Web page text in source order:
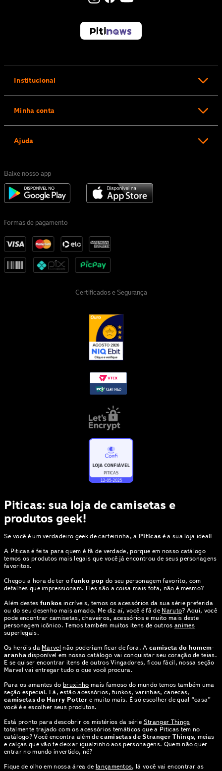
Institucional
Minha conta
Ajuda
Baixe nosso app
Formas de pagamento
Certificados e Segurança
Piticas: sua loja de camisetas e
produtos geek!
Se você é um verdadeiro geek de carteirinha, a Piticas é a sua loja ideal!
A Piticas é feita para quem é fã de verdade, porque em nosso catálogo
temos os produtos mais legais que você já encontrou de seus personagens
favoritos.
Chegou a hora de ter ofunko pop do seu personagem favorito, com
detalhes que impressionam. Eles são a coisa mais fofa, não é mesmo?
Além destes funkos incríveis, temos os acessórios da sua série preferida
ou do seu desenho mais amado. Me diz aí, você é fã de Naruto? Aqui, você
pode encontrar camisetas, chaveiros, acessórios e muito mais deste
personagem icônico. Temos também muitos itens de outros animes
superlegais.
Os heróis da Marvel não poderiam ficar de fora. Acamiseta do homem-
aranhadisponível em nosso catálogo vai conquistar seu coração de teias.
E se quiser encontrar itens de outros Vingadores, ficou fácil, nossa seção
Marvel vai entregar tudo o que você procura.
Para os amantes dobruxinho mais famoso do mundo temos também uma
seção especial. Lá, estão acessórios, funkos, varinhas, canecas,
camisetas do Harry Potter e muito mais. É só escolher de qual “casa”
você é e escolher seus produtos.
Está pronto para descobrir os mistérios da série Stranger Things
totalmente trajado com os acessórios temáticos que a Piticas tem no
catálogo? Você encontra além decamisetas de Stranger Things, meias
e calças que vão te deixar igualzinho aos personagens. Quem não quer
entrar no mundo invertido, né?
Fique de olho em nossa área de lançamentos, lá você vai encontrar as